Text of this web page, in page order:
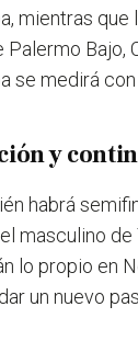
mientras
Bajo,
se medirá con
y
habrá
masculino
lo propio en
un nuevo